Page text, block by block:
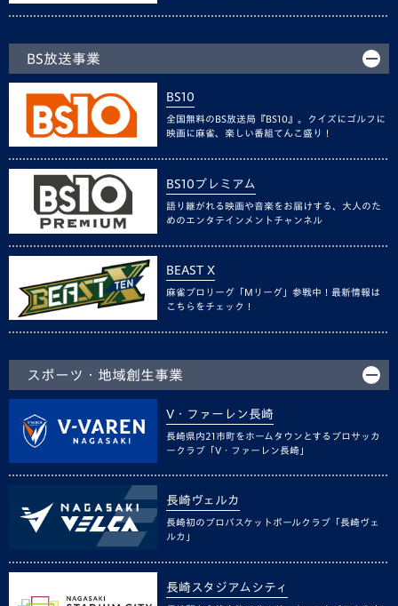
BS放送事業
BS10
全国無料のBS放送局『BS10』。クイズにゴルフに
映画に麻雀、楽しい番組てんこ盛り！
BS10プレミアム
語り継がれる映画や音楽をお届けする、大人のた
めのエンタテインメントチャンネル
BEAST X
麻雀プロリーグ「Mリーグ」参戦中！最新情報は
こちらをチェック！
スポーツ・地域創生事業
V・ファーレン長崎
長崎県内21市町をホームタウンとするプロサッカ
ークラブ「V・ファーレン長崎」
長崎ヴェルカ
長崎初のプロバスケットボールクラブ「長崎ヴェ
ルカ」
長崎スタジアムシティ